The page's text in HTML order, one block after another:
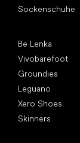
Sockenschuhe
Be Lenka
Vivobarefoot
Groundies
Leguano
Xero Shoes
Skinners